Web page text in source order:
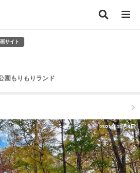
サイト
園もりもりランド
2025年11月3日